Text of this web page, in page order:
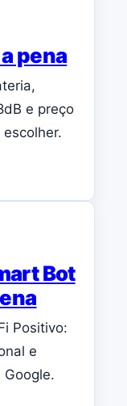
pena
e preço
Bot
Positivo:
e